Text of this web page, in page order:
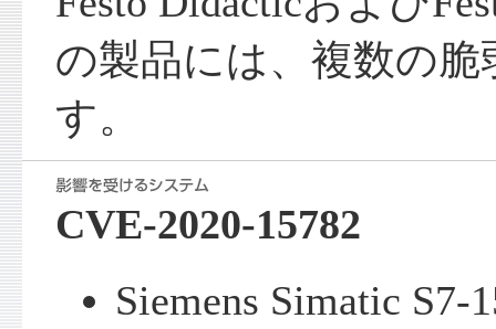
の製品には、複数の
す。
CVE-2020-15782
Siemens Simatic S7-